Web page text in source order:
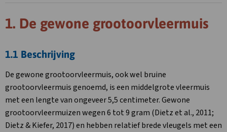
1. De gewone grootoorvleermuis
1.1 Beschrijving
De gewone grootoorvleermuis, ook wel bruine
grootoorvleermuis genoemd, is een middelgrote vleermuis
met een lengte van ongeveer 5,5 centimeter. Gewone
grootoorvleermuizen wegen 6 tot 9 gram (Dietz et al., 2011;
Dietz & Kiefer, 2017) en hebben relatief brede vleugels met een